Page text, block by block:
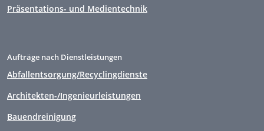
Präsentations- und Medientechnik
Aufträge nach Dienstleistungen
Abfallentsorgung/Recyclingdienste
Architekten-/Ingenieurleistungen
Bauendreinigung